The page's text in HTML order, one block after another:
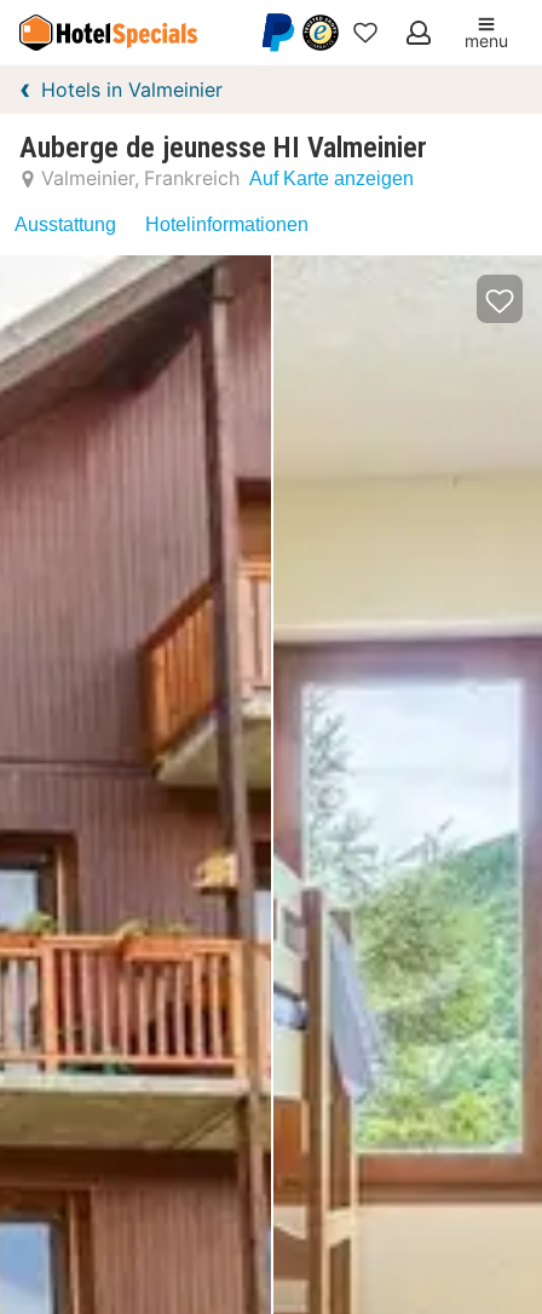
Meine
menu
Hotels in Valmeinier
Auberge de jeunesse HI Valmeinier
Valmeinier Frankreich Auf Karte anzeigen
Ausstattung Hotelinformationen